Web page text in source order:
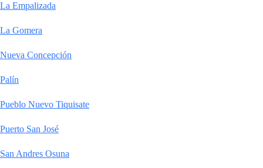
La Empalizada
La Gomera
Nueva Concepción
Palín
Pueblo Nuevo Tiquisate
Puerto San José
San Andres Osuna